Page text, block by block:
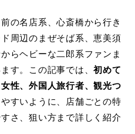
の名店系、心斎橋から行き
周辺のまぜそば系、恵美須
らヘビーな二郎系ファンま
す。この記事では、初めて
性、外国人旅行者、観光つ
すいように、店舗ごとの特
さ、狙い方まで詳しく紹介